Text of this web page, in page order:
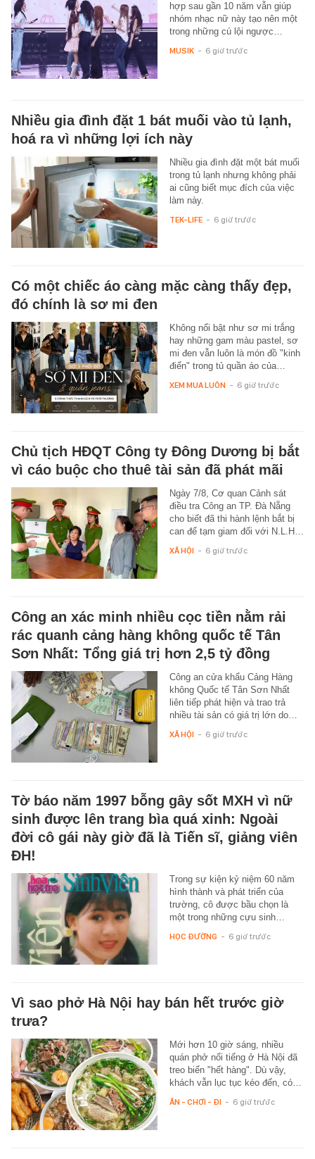
hợp sau gần 10 năm vẫn giúp
nhóm nhạc nữ này tạo nên một
trong những cú lội ngược…
MUSIK - 6 giờ trước
Nhiều gia đình đặt 1 bát muối vào tủ lạnh,
hoá ra vì những lợi ích này
Nhiều gia đình đặt một bát muối
trong tủ lạnh nhưng không phải
ai cũng biết mục đích của việc
làm này.
TEK-LIFE - 6 giờ trước
Có một chiếc áo càng mặc càng thấy đẹp,
đó chính là sơ mi đen
Không nổi bật như sơ mi trắng
hay những gam màu pastel, sơ
mi đen vẫn luôn là món đồ "kinh
điển" trong tủ quần áo của…
XEM MUA LUÔN - 6 giờ trước
Chủ tịch HĐQT Công ty Đông Dương bị bắt
vì cáo buộc cho thuê tài sản đã phát mãi
Ngày 7/8, Cơ quan Cảnh sát
điều tra Công an TP. Đà Nẵng
cho biết đã thi hành lệnh bắt bị
can để tạm giam đối với N.L.H…
XÃ HỘI - 6 giờ trước
Công an xác minh nhiều cọc tiền nằm rải
rác quanh cảng hàng không quốc tế Tân
Sơn Nhất: Tổng giá trị hơn 2,5 tỷ đồng
Công an cửa khẩu Cảng Hàng
không Quốc tế Tân Sơn Nhất
liên tiếp phát hiện và trao trả
nhiều tài sản có giá trị lớn do…
XÃ HỘI - 6 giờ trước
Tờ báo năm 1997 bỗng gây sốt MXH vì nữ
sinh được lên trang bìa quá xinh: Ngoài
đời cô gái này giờ đã là Tiến sĩ, giảng viên
ĐH!
Trong sự kiện kỷ niệm 60 năm
hình thành và phát triển của
trường, cô được bầu chọn là
một trong những cựu sinh…
HỌC ĐƯỜNG - 6 giờ trước
Vì sao phở Hà Nội hay bán hết trước giờ
trưa?
Mới hơn 10 giờ sáng, nhiều
quán phở nổi tiếng ở Hà Nội đã
treo biển "hết hàng". Dù vậy,
khách vẫn lục tục kéo đến, có…
ĂN - CHƠI - ĐI - 6 giờ trước